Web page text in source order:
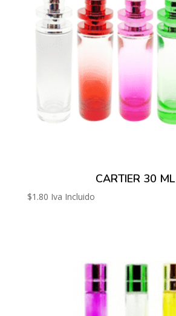
CARTIER 30 ML
$1.80 Iva Incluido